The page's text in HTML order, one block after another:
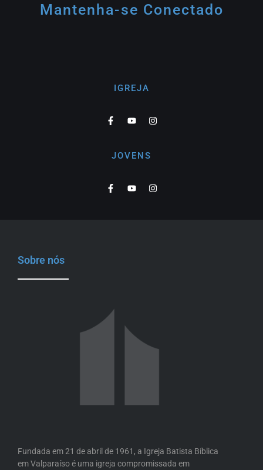
Mantenha-se Conectado
IGREJA
JOVENS
Sobre nós
Fundada em 21 de abril de 1961, a Igreja Batista Bíblica
em Valparaíso é uma igreja compromissada em